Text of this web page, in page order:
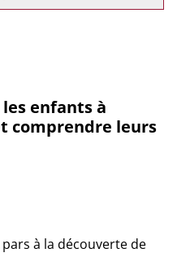
enfants à
comprendre leurs
à la découverte de